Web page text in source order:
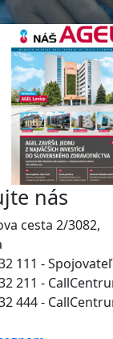
nás
cesta 2/3082,
111 - Spojovateľ
211 -
444 -